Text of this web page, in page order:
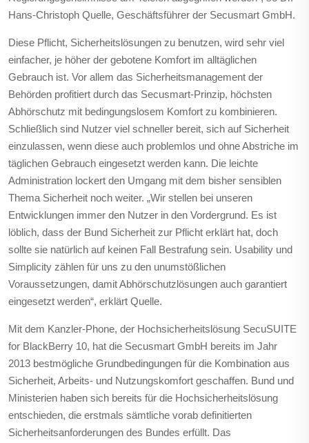
Hans-Christoph Quelle, Geschäftsführer der Secusmart GmbH.
Diese Pflicht, Sicherheitslösungen zu benutzen, wird sehr viel
einfacher, je höher der gebotene Komfort im alltäglichen
Gebrauch ist. Vor allem das Sicherheitsmanagement der
Behörden profitiert durch das Secusmart-Prinzip, höchsten
Abhörschutz mit bedingungslosem Komfort zu kombinieren.
Schließlich sind Nutzer viel schneller bereit, sich auf Sicherheit
einzulassen, wenn diese auch problemlos und ohne Abstriche im
täglichen Gebrauch eingesetzt werden kann. Die leichte
Administration lockert den Umgang mit dem bisher sensiblen
Thema Sicherheit noch weiter. „Wir stellen bei unseren
Entwicklungen immer den Nutzer in den Vordergrund. Es ist
löblich, dass der Bund Sicherheit zur Pflicht erklärt hat, doch
sollte sie natürlich auf keinen Fall Bestrafung sein. Usability und
Simplicity zählen für uns zu den unumstößlichen
Voraussetzungen, damit Abhörschutzlösungen auch garantiert
eingesetzt werden“, erklärt Quelle.
Mit dem Kanzler-Phone, der Hochsicherheitslösung SecuSUITE
for BlackBerry 10, hat die Secusmart GmbH bereits im Jahr
2013 bestmögliche Grundbedingungen für die Kombination aus
Sicherheit, Arbeits- und Nutzungskomfort geschaffen. Bund und
Ministerien haben sich bereits für die Hochsicherheitslösung
entschieden, die erstmals sämtliche vorab definitierten
Sicherheitsanforderungen des Bundes erfüllt. Das